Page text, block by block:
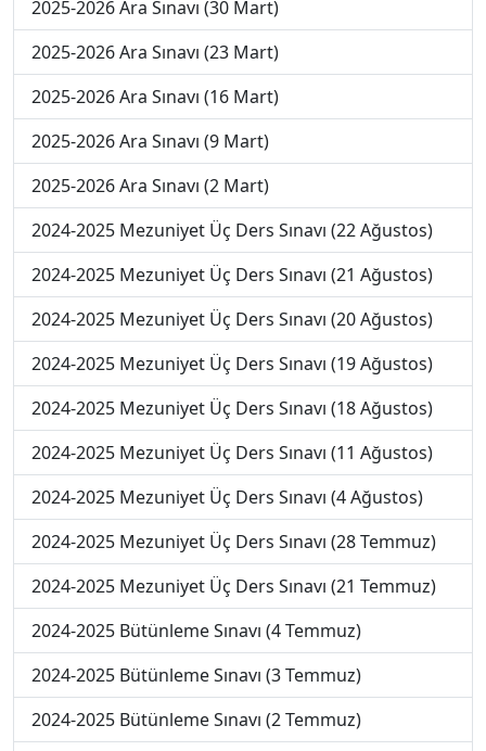
2025-2026 Ara Sınavı (30 Mart)
2025-2026 Ara Sınavı (23 Mart)
2025-2026 Ara Sınavı (16 Mart)
2025-2026 Ara Sınavı (9 Mart)
2025-2026 Ara Sınavı (2 Mart)
2024-2025 Mezuniyet Üç Ders Sınavı (22 Ağustos)
2024-2025 Mezuniyet Üç Ders Sınavı (21 Ağustos)
2024-2025 Mezuniyet Üç Ders Sınavı (20 Ağustos)
2024-2025 Mezuniyet Üç Ders Sınavı (19 Ağustos)
2024-2025 Mezuniyet Üç Ders Sınavı (18 Ağustos)
2024-2025 Mezuniyet Üç Ders Sınavı (11 Ağustos)
2024-2025 Mezuniyet Üç Ders Sınavı (4 Ağustos)
2024-2025 Mezuniyet Üç Ders Sınavı (28 Temmuz)
2024-2025 Mezuniyet Üç Ders Sınavı (21 Temmuz)
2024-2025 Bütünleme Sınavı (4 Temmuz)
2024-2025 Bütünleme Sınavı (3 Temmuz)
2024-2025 Bütünleme Sınavı (2 Temmuz)